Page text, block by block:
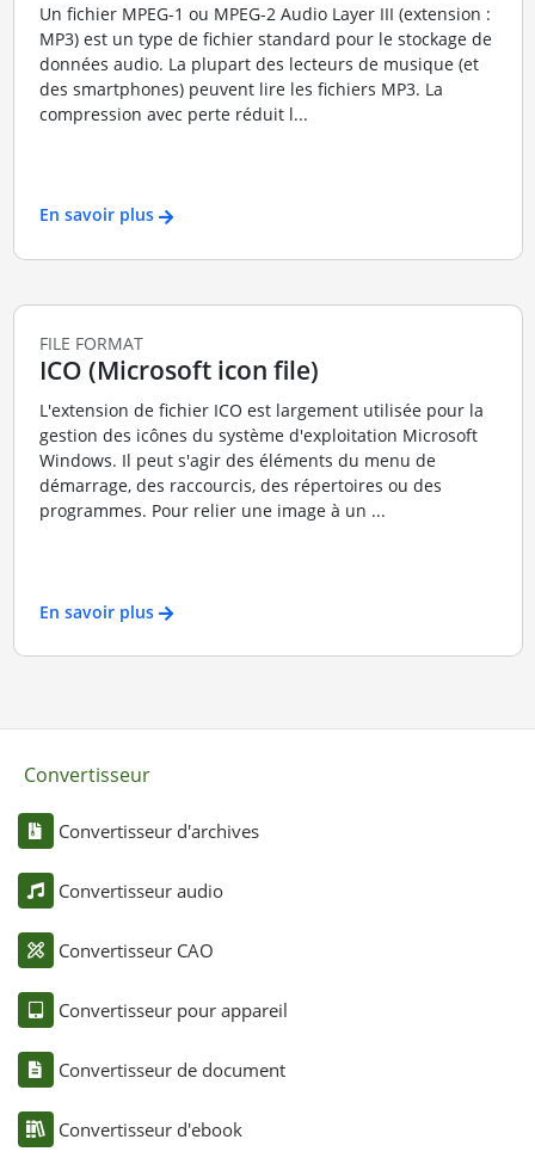
Un fichier MPEG-1 ou MPEG-2 Audio Layer III (extension :
MP3) est un type de fichier standard pour le stockage de
données audio. La plupart des lecteurs de musique (et
des smartphones) peuvent lire les fichiers MP3. La
compression avec perte réduit l...
En savoir plus
FILE FORMAT
ICO (Microsoft icon file)
L'extension de fichier ICO est largement utilisée pour la
gestion des icônes du système d'exploitation Microsoft
Windows. Il peut s'agir des éléments du menu de
démarrage, des raccourcis, des répertoires ou des
programmes. Pour relier une image à un ...
En savoir plus
Convertisseur
Convertisseur d'archives
Convertisseur audio
Convertisseur CAO
Convertisseur pour appareil
Convertisseur de document
Convertisseur d'ebook